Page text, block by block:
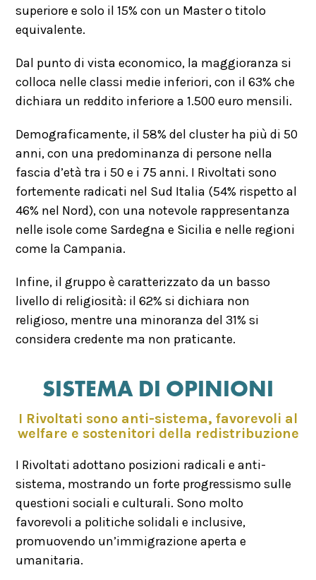
superiore e solo il 15% con un Master o titolo
equivalente.
Dal punto di vista economico, la maggioranza si
colloca nelle classi medie inferiori, con il 63% che
dichiara un reddito inferiore a 1.500 euro mensili.
Demograficamente, il 58% del cluster ha più di 50
anni, con una predominanza di persone nella
fascia d’età tra i 50 e i 75 anni. I Rivoltati sono
fortemente radicati nel Sud Italia (54% rispetto al
46% nel Nord), con una notevole rappresentanza
nelle isole come Sardegna e Sicilia e nelle regioni
come la Campania.
Infine, il gruppo è caratterizzato da un basso
livello di religiosità: il 62% si dichiara non
religioso, mentre una minoranza del 31% si
considera credente ma non praticante.
SISTEMA DI OPINIONI
I Rivoltati sono anti-sistema, favorevoli al
welfare e sostenitori della redistribuzione
I Rivoltati adottano posizioni radicali e anti-
sistema, mostrando un forte progressismo sulle
questioni sociali e culturali. Sono molto
favorevoli a politiche solidali e inclusive,
promuovendo un’immigrazione aperta e
umanitaria.